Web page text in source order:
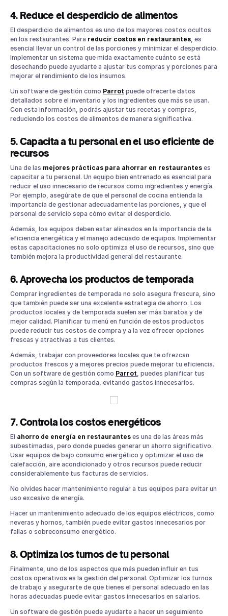
4. Reduce el desperdicio de alimentos
El desperdicio de alimentos es uno de los mayores costos ocultos
en los restaurantes. Para reducir costos en restaurantes , es
esencial llevar un control de las porciones y minimizar el desperdicio.
Implementar un sistema que mida exactamente cuánto se está
desechando puede ayudarte a ajustar tus compras y porciones para
mejorar el rendimiento de los insumos.
Un software de gestión como Parrot puede ofrecerte datos
detallados sobre el inventario y los ingredientes que más se usan.
Con esta información, podrás ajustar tus recetas y compras,
reduciendo los costos de alimentos de manera significativa.
5. Capacita a tu personal en el uso eficiente de
recursos
Una de las mejores prácticas para ahorrar en restaurantes es
capacitar a tu personal. Un equipo bien entrenado es esencial para
reducir el uso innecesario de recursos como ingredientes y energía.
Por ejemplo, asegúrate de que el personal de cocina entienda la
importancia de gestionar adecuadamente las porciones, y que el
personal de servicio sepa cómo evitar el desperdicio.
Además, los equipos deben estar alineados en la importancia de la
eficiencia energética y el manejo adecuado de equipos. Implementar
estas capacitaciones no solo optimiza el uso de recursos, sino que
también mejora la productividad general del restaurante.
6. Aprovecha los productos de temporada
Comprar ingredientes de temporada no solo asegura frescura, sino
que también puede ser una excelente estrategia de ahorro. Los
productos locales y de temporada suelen ser más baratos y de
mejor calidad. Planificar tu menú en función de estos productos
puede reducir tus costos de compra y a la vez ofrecer opciones
frescas y atractivas a tus clientes.
Además, trabajar con proveedores locales que te ofrezcan
productos frescos y a mejores precios puede mejorar tu eficiencia.
Con un software de gestión como Parrot , puedes planificar tus
compras según la temporada, evitando gastos innecesarios.
7. Controla los costos energéticos
El ahorro de energía en restaurantes es una de las áreas más
subestimadas, pero donde puedes generar un ahorro significativo.
Usar equipos de bajo consumo energético y optimizar el uso de
calefacción, aire acondicionado y otros recursos puede reducir
considerablemente tus facturas de servicios.
No olvides hacer mantenimiento regular a tus equipos para evitar un
uso excesivo de energía.
Hacer un mantenimiento adecuado de los equipos eléctricos, como
neveras y hornos, también puede evitar gastos innecesarios por
fallas o sobreconsumo energético.
8. Optimiza los turnos de tu personal
Finalmente, uno de los aspectos que más pueden influir en tus
costos operativos es la gestión del personal. Optimizar los turnos
de trabajo y asegurarte de que tienes el personal adecuado en las
horas adecuadas puede evitar gastos innecesarios en salarios.
Un software de gestión puede ayudarte a hacer un seguimiento